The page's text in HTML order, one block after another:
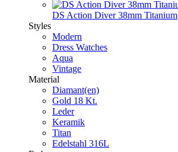
DS Action Diver 38mm Titanium
Styles
Modern
Dress Watches
Aqua
Vintage
Material
Diamant(en)
Gold 18 Kt.
Leder
Keramik
Titan
Edelstahl 316L